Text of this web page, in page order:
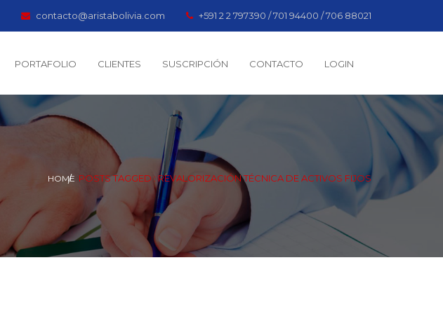
contacto@aristabolivia.com +591 2 2 797390 / 701 94400 / 706 88021
PORTAFOLIO CLIENTES SUSCRIPCIÓN CONTACTO LOGIN
HOME POSTS TAGGED : REVALORIZACIÓN TÉCNICA DE ACTIVOS FIJOS